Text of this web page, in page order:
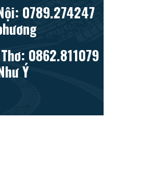
0789.274247
0862.811079
Ý